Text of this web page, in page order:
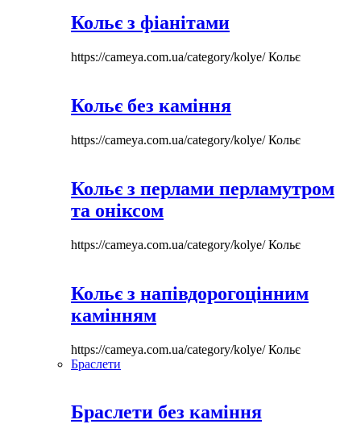
Кольє з фіанітами
https://cameya.com.ua/category/kolye/Кольє
Кольє без каміння
https://cameya.com.ua/category/kolye/Кольє
Кольє з перлами перламутром
та оніксом
https://cameya.com.ua/category/kolye/Кольє
Кольє з напівдорогоцінним
камінням
https://cameya.com.ua/category/kolye/Кольє
Браслети
Браслети без каміння